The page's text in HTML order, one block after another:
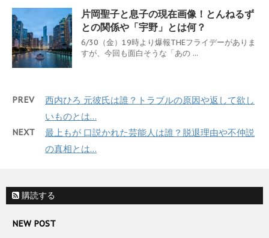
片岡聖子と息子の現在画像！とんねるず
との関係や「宇野」とは何？
6/30（金）19時より爆報THEフライデーがありま
すが、今回も面白そうな「あの ...
PREV
西内ひろ 元彼氏は誰？トラブルの原因や返して欲し
いものとは…
NEXT
最上もが 口説かれた芸能人は誰？脱退理由や不仲説
の真相とは…
購読する
NEW POST